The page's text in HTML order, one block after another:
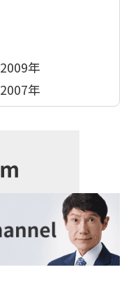
2009年
2007年